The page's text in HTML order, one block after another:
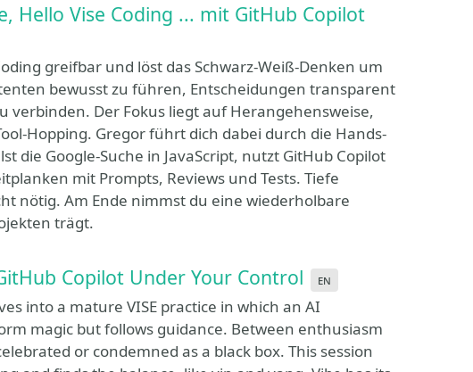
Hello Vise Coding ... mit GitHub Copilot
greifbar und löst das Schwarz-Weiß-Denken um
bewusst zu führen, Entscheidungen transparent
verbinden. Der Fokus liegt auf Herangehensweise,
Hopping. Gregor führt dich dabei durch die Hands-
die Google-Suche in JavaScript, nutzt GitHub Copilot
mit Prompts, Reviews und Tests. Tiefe
nötig. Am Ende nimmst du eine wiederholbare
trägt.
Copilot Under Your Control en
into a mature VISE practice in which an AI
magic but follows guidance. Between enthusiasm
or condemned as a black box. This session